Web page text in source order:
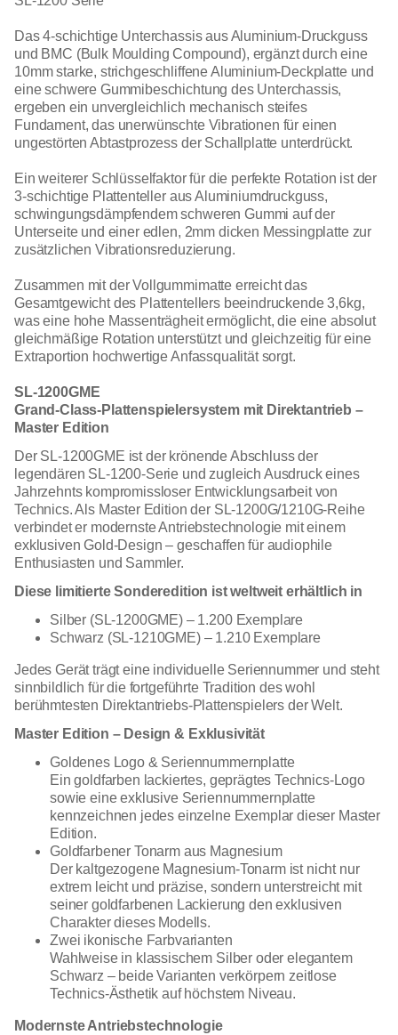
Das 4-schichtige Unterchassis aus Aluminium-Druckguss
und BMC (Bulk Moulding Compound), ergänzt durch eine
10mm starke, strichgeschliffene Aluminium-Deckplatte und
eine schwere Gummibeschichtung des Unterchassis,
ergeben ein unvergleichlich mechanisch steifes
Fundament, das unerwünschte Vibrationen für einen
ungestörten Abtastprozess der Schallplatte unterdrückt.
Ein weiterer Schlüsselfaktor für die perfekte Rotation ist der
3-schichtige Plattenteller aus Aluminiumdruckguss,
schwingungsdämpfendem schweren Gummi auf der
Unterseite und einer edlen, 2mm dicken Messingplatte zur
zusätzlichen Vibrationsreduzierung.
Zusammen mit der Vollgummimatte erreicht das
Gesamtgewicht des Plattentellers beeindruckende 3,6kg,
was eine hohe Massenträgheit ermöglicht, die eine absolut
gleichmäßige Rotation unterstützt und gleichzeitig für eine
Extraportion hochwertige Anfassqualität sorgt.
SL-1200GME
Grand-Class-Plattenspielersystem mit Direktantrieb –
Master Edition
Der SL-1200GME ist der krönende Abschluss der
legendären SL-1200-Serie und zugleich Ausdruck eines
Jahrzehnts kompromissloser Entwicklungsarbeit von
Technics. Als Master Edition der SL-1200G/1210G-Reihe
verbindet er modernste Antriebstechnologie mit einem
exklusiven Gold-Design – geschaffen für audiophile
Enthusiasten und Sammler.
Diese limitierte Sonderedition ist weltweit erhältlich in
Silber (SL-1200GME) – 1.200 Exemplare
Schwarz (SL-1210GME) – 1.210 Exemplare
Jedes Gerät trägt eine individuelle Seriennummer und steht
sinnbildlich für die fortgeführte Tradition des wohl
berühmtesten Direktantriebs-Plattenspielers der Welt.
Master Edition – Design & Exklusivität
Goldenes Logo & Seriennummernplatte
Ein goldfarben lackiertes, geprägtes Technics-Logo
sowie eine exklusive Seriennummernplatte
kennzeichnen jedes einzelne Exemplar dieser Master
Edition.
Goldfarbener Tonarm aus Magnesium
Der kaltgezogene Magnesium-Tonarm ist nicht nur
extrem leicht und präzise, sondern unterstreicht mit
seiner goldfarbenen Lackierung den exklusiven
Charakter dieses Modells.
Zwei ikonische Farbvarianten
Wahlweise in klassischem Silber oder elegantem
Schwarz – beide Varianten verkörpern zeitlose
Technics-Ästhetik auf höchstem Niveau.
Modernste Antriebstechnologie